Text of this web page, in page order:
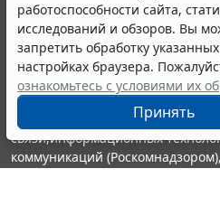
работоспособности сайта,
исследований и обзоров. Вы
запретить обработку
настройках браузера.
ознакомьтесь с условиями их
Принять
© ООО "НПП "ГАРАНТ-СЕРВИС",
выпускается с 1990 года.
являются участниками
информации ГАРАНТ.
Портал ГАРАНТ.РУ
издания Федеральной службой
связи,информационных
коммуникаций